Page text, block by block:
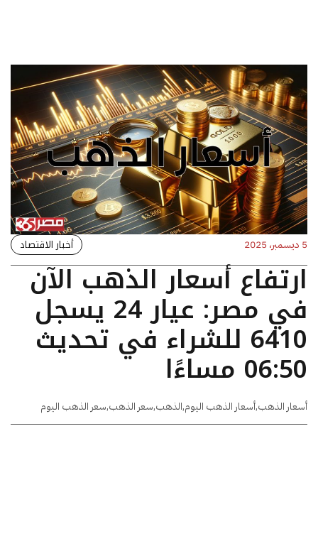
5 ديسمبر، 2025 أخبار الاقتصاد
ارتفاع أسعار الذهب الآن
في مصر: عيار 24 يسجل
6410 للشراء في تحديث
06:50 مساءًا
أسعار الذهب,أسعار الذهب اليوم,الذهب,سعر الذهب,سعر الذهب اليوم